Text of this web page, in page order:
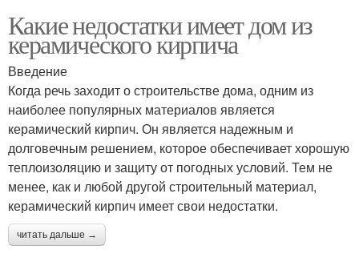
Какие недостатки имеет дом из
керамического кирпича
Введение
Когда речь заходит о строительстве дома, одним из
наиболее популярных материалов является
керамический кирпич. Он является надежным и
долговечным решением, которое обеспечивает хорошую
теплоизоляцию и защиту от погодных условий. Тем не
менее, как и любой другой строительный материал,
керамический кирпич имеет свои недостатки.
читать дальше →